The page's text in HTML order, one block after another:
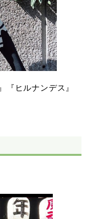
『ヒルナンデス』